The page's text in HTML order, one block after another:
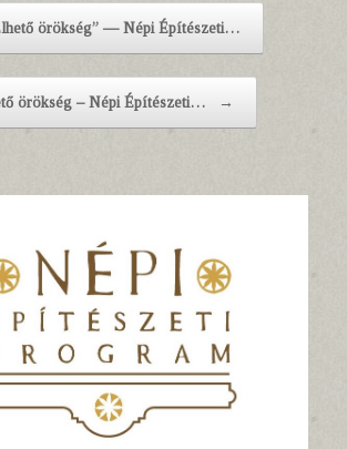
örökség” — Népi Építészeti…
örökség – Népi Építészeti… →